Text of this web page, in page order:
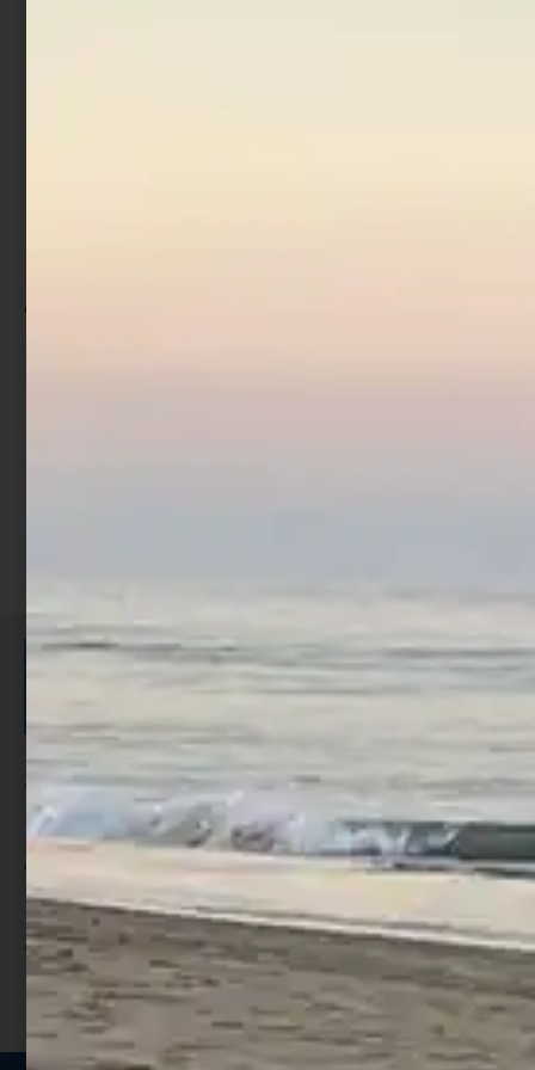
Ami Trabucco XPS 405 XN
ISCRIVITI E RICEVI 3,50€ DI
SCONTO >
Per ogni acquisto accumuli ulteriori
punti;
Utilizza i punti per ricevere uno
sconto;
I punti sono indicati nella pagina
prodotto;